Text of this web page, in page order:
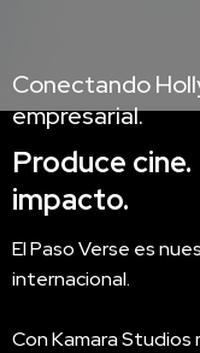
Conectando
empresarial.
Produce
impacto.
El Paso Verse es
internacional.
Con Kamara Studios